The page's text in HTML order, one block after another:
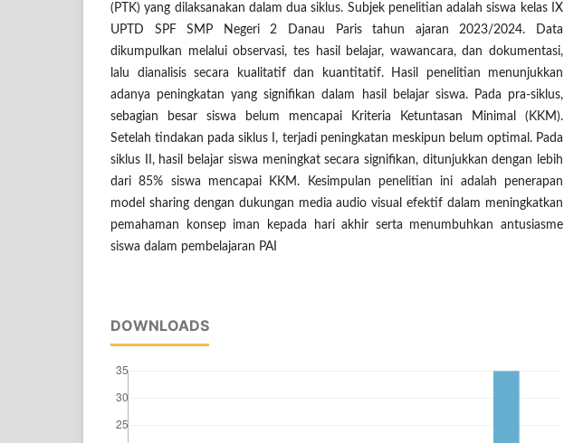
(PTK) yang dilaksanakan dalam dua siklus. Subjek penelitian adalah siswa kelas IX
UPTD SPF SMP Negeri 2 Danau Paris tahun ajaran 2023/2024. Data
dikumpulkan melalui observasi, tes hasil belajar, wawancara, dan dokumentasi,
lalu dianalisis secara kualitatif dan kuantitatif. Hasil penelitian menunjukkan
adanya peningkatan yang signifikan dalam hasil belajar siswa. Pada pra-siklus,
sebagian besar siswa belum mencapai Kriteria Ketuntasan Minimal (KKM).
Setelah tindakan pada siklus I, terjadi peningkatan meskipun belum optimal. Pada
siklus II, hasil belajar siswa meningkat secara signifikan, ditunjukkan dengan lebih
dari 85% siswa mencapai KKM. Kesimpulan penelitian ini adalah penerapan
model sharing dengan dukungan media audio visual efektif dalam meningkatkan
pemahaman konsep iman kepada hari akhir serta menumbuhkan antusiasme
siswa dalam pembelajaran PAI
DOWNLOADS